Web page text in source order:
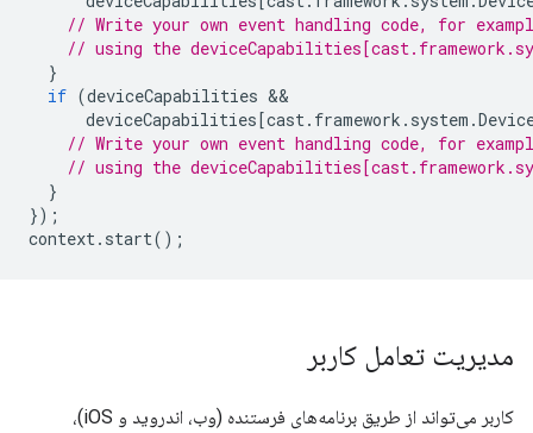
// Write your own event handling code, for
// using the
}
if (deviceCapabilities
deviceCapabilities[cast. framework . system .
// Write your own event handling code, for
// using the
}
});
context. start();
مدیریت تعامل کاربر
کاربر می‌تواند از طریق برنامه‌های فرستنده (وب، اندروید و iOS)،